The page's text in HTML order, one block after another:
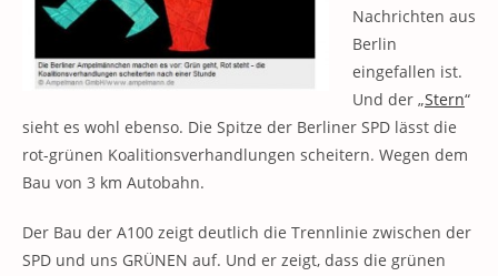
Nachrichten aus
Berlin
eingefallen ist.
Und der „Stern“
sieht es wohl ebenso. Die Spitze der Berliner SPD lässt die
rot-grünen Koalitionsverhandlungen scheitern. Wegen dem
Bau von 3 km Autobahn.
Der Bau der A100 zeigt deutlich die Trennlinie zwischen der
SPD und uns GRÜNEN auf. Und er zeigt, dass die grünen